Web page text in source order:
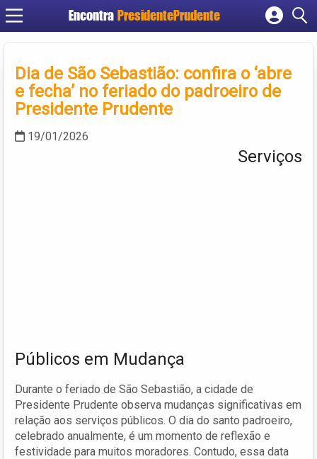
Encontra PresidentePrudente
Cadastrar empresa
Criar conta
Dia de São Sebastião: confira o ‘abre
e fecha’ no feriado do padroeiro de
Presidente Prudente
19/01/2026
Serviços
Públicos em Mudança
Durante o feriado de São Sebastião, a cidade de
Presidente Prudente observa mudanças significativas em
relação aos serviços públicos. O dia do santo padroeiro,
celebrado anualmente, é um momento de reflexão e
festividade para muitos moradores. Contudo, essa data